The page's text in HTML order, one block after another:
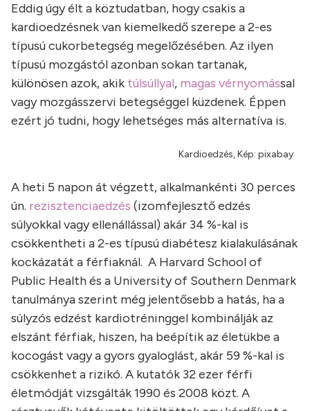
Eddig úgy élt a köztudatban, hogy csakis a
kardioedzésnek van kiemelkedő szerepe a 2-es
típusú cukorbetegség megelőzésében. Az ilyen
típusú mozgástól azonban sokan tartanak,
különösen azok, akik túlsúllyal, magas vérnyomással
vagy mozgásszervi betegséggel küzdenek. Éppen
ezért jó tudni, hogy lehetséges más alternatíva is.
Kardioedzés, Kép: pixabay
A heti 5 napon át végzett, alkalmankénti 30 perces
ún. rezisztenciaedzés (izomfejlesztő edzés
súlyokkal vagy ellenállással) akár 34 %-kal is
csökkentheti a 2-es típusú diabétesz kialakulásának
kockázatát a férfiaknál. A Harvard School of
Public Health és a University of Southern Denmark
tanulmánya szerint még jelentősebb a hatás, ha a
súlyzós edzést kardiotréninggel kombinálják az
elszánt férfiak, hiszen, ha beépítik az életükbe a
kocogást vagy a gyors gyaloglást, akár 59 %-kal is
csökkenhet a rizikó. A kutatók 32 ezer férfi
életmódját vizsgálták 1990 és 2008 közt. A